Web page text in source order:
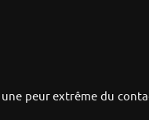
peur extrême du